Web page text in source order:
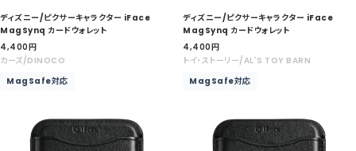
ディズニー/ピクサーキャラクター iFace
MagSynq カードウォレット
セ
ー
価
4,400円
カーズ/DINOCO
MagSafe対応
ディズニー/ピクサーキャラクター iFace
MagSynq カードウォレット
セ
ー
価
4,400円
トイ・ストーリー/AL'S TOY BARN
MagSafe対応